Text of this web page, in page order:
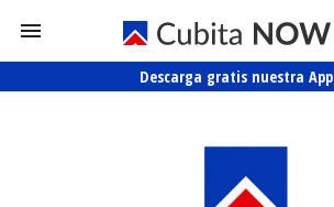
Descarga gratis nuestra App